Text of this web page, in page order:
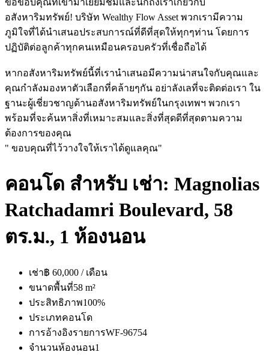
อสังหาริมทรัพย์! บริษัท Wealthy Flow Asset พวกเรามีความ
ภูมิใจที่ได้นำเสนอประสบการณ์ที่ดีที่สุดให้ทุกๆท่าน โดยการ
ปฏิบัติต่อลูกค้าทุกคนเหมือนครอบครัวที่เชื่อถือได้
หากอสังหาริมทรัพย์นี้ที่เรานำเสนอมีความน่าสนใจกับคุณและ
คุณกำลังมองหาตัวเลือกที่คล้ายๆกัน อย่าลังเลที่จะติดต่อเรา ใน
ฐานะผู้เชี่ยวชาญด้านอสังหาริมทรัพย์ในกรุงเทพฯ พวกเรา
พร้อมที่จะค้นหาสิ่งที่เหมาะสมและสิ่งที่สุดดีที่สุดตามความ
ต้องการของคุณ
" ขอบคุณที่ไว้วางใจให้เราได้ดูแลคุณ"
คอนโด สำหรับ เช่า: Magnolias
Ratchadamri Boulevard, 58
ตร.ม., 1 ห้องนอน
เช่า฿ 60,000 / เดือน
ขนาดพื้นที่58 m²
ประสิทธิภาพ100%
ประเภทคอนโด
การอ้างอิงรายการWF-96754
จำนวนห้องนอน1